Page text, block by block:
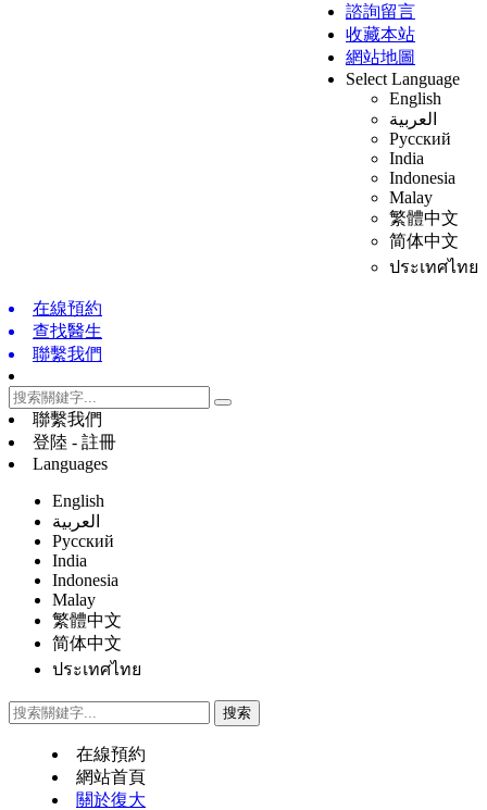
諮詢留言
收藏本站
網站地圖
Select Language
English
العربية
Русский
India
Indonesia
Malay
繁體中文
简体中文
ประเทศไทย
在線預約
查找醫生
聯繫我們
聯繫我們
登陸 - 註冊
Languages
English
العربية
Русский
India
Indonesia
Malay
繁體中文
简体中文
ประเทศไทย
在線預約
網站首頁
關於復大